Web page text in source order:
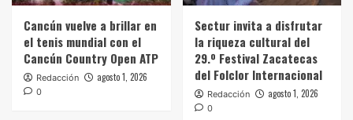
Cancún vuelve a brillar en
el tenis mundial con el
Cancún Country Open ATP
Redacción agosto 1, 2026
0
Sectur invita a disfrutar
la riqueza cultural del
29.º Festival Zacatecas
del Folclor Internacional
Redacción agosto 1, 2026
0